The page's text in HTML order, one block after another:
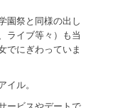
園祭と同様の出し
ライブ等々）も当
でにぎわっていま
イル。